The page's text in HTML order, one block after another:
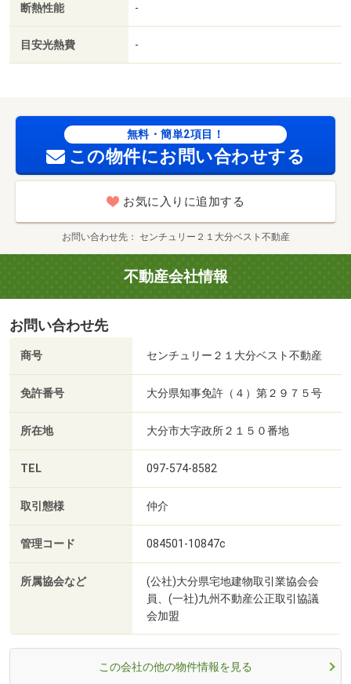
断熱性能 -
目安光熱費 -
無料・簡単2項目！
この物件にお問い合わせする
お気に入りに追加する
お問い合わせ先 センチュリー２１大分ベスト不動産
不動産会社情報
お問い合わせ先
商号 センチュリー２１大分ベスト不動産
免許番号 大分県知事免許（４）第２９７５号
所在地 大分市大字政所２１５０番地
TEL 097-574-8582
取引態様 仲介
管理コード 084501-10847c
所属協会など
(公社)大分県宅地建物取引業協会会
員、(一社)九州不動産公正取引協議
会加盟
この会社の他の物件情報を見る